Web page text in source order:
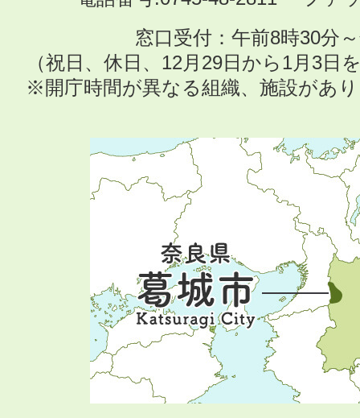
窓口受付：午前8時30分
（祝日、休日、12月29日から1月3日
※開庁時間が異なる組織、施設があ